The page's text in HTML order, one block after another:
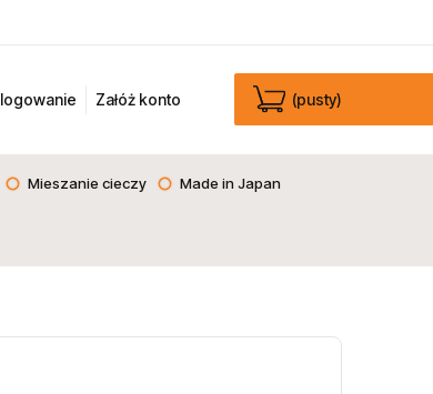
(pusty)
Załóż konto
logowanie
Mieszanie cieczy Made in Japan